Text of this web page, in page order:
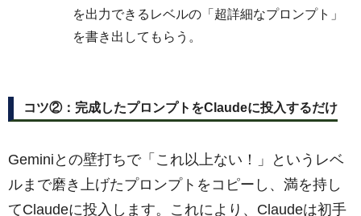
を出力できるレベルの「超詳細なプロンプト」
を書き出してもらう。
コツ②：完成したプロンプトをClaudeに投入するだけ
Geminiとの壁打ちで「これ以上ない！」というレベ
ルまで磨き上げたプロンプトをコピーし、満を持し
てClaudeに投入します。これにより、Claudeは初手